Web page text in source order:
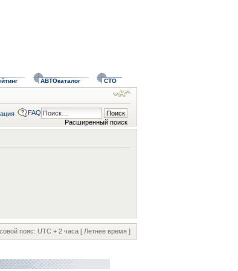
АВТОкаталог СТО
Расширенный поиск
FAQ
пояс: UTC + 2 часа [ Летнее время ]